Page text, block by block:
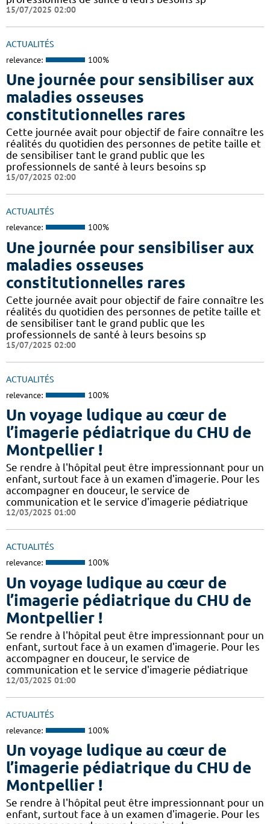
15/07/2025 02:00
ACTUALITÉS
relevance: 100%
Une journée pour sensibiliser aux
maladies osseuses
constitutionnelles rares
Cette journée avait pour objectif de faire connaître les
réalités du quotidien des personnes de petite taille et
de sensibiliser tant le grand public que les
professionnels de santé à leurs besoins sp
15/07/2025 02:00
ACTUALITÉS
relevance: 100%
Une journée pour sensibiliser aux
maladies osseuses
constitutionnelles rares
Cette journée avait pour objectif de faire connaître les
réalités du quotidien des personnes de petite taille et
de sensibiliser tant le grand public que les
professionnels de santé à leurs besoins sp
15/07/2025 02:00
ACTUALITÉS
relevance: 100%
Un voyage ludique au cœur de
l’imagerie pédiatrique du CHU de
Montpellier !
​​​Se rendre à l'hôpital peut être impressionnant pour un
enfant, surtout face à un examen d'imagerie. Pour les
accompagner en douceur, le service de
communication et le service d'imagerie pédiatrique
12/03/2025 01:00
ACTUALITÉS
relevance: 100%
Un voyage ludique au cœur de
l’imagerie pédiatrique du CHU de
Montpellier !
​​​Se rendre à l'hôpital peut être impressionnant pour un
enfant, surtout face à un examen d'imagerie. Pour les
accompagner en douceur, le service de
communication et le service d'imagerie pédiatrique
12/03/2025 01:00
ACTUALITÉS
relevance: 100%
Un voyage ludique au cœur de
l’imagerie pédiatrique du CHU de
Montpellier !
​​​Se rendre à l'hôpital peut être impressionnant pour un
enfant, surtout face à un examen d'imagerie. Pour les